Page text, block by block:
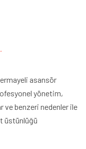
asansör
yönetim,
ve benzeri nedenler ile
üstünlüğü